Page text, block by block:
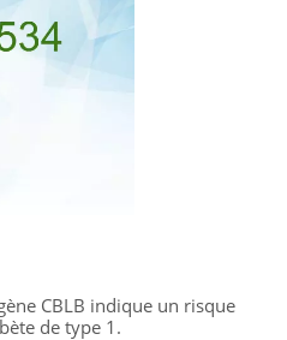
CBLB indique un risque
de type 1.